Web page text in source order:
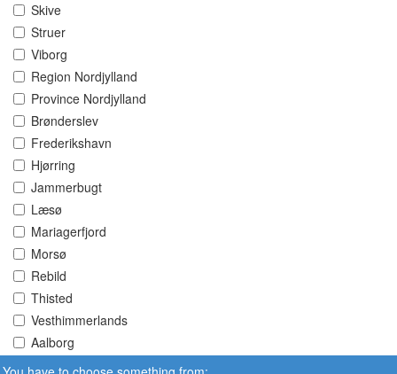
Skive
Struer
Viborg
Region Nordjylland
Province Nordjylland
Brønderslev
Frederikshavn
Hjørring
Jammerbugt
Læsø
Mariagerfjord
Morsø
Rebild
Thisted
Vesthimmerlands
Aalborg